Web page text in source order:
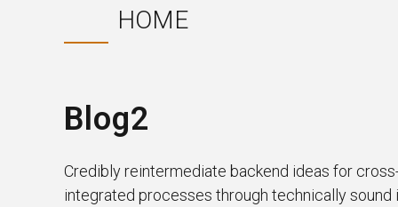
HOME
Blog2
Credibly reintermediate backend ideas for
integrated processes through technically